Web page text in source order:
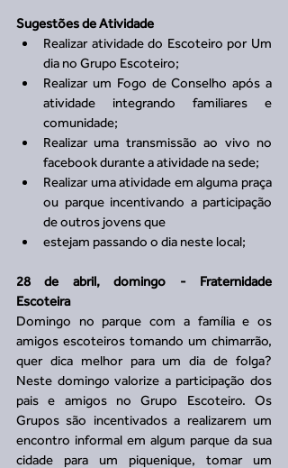
Sugestões de Atividade
Realizar atividade do Escoteiro por Um
dia no Grupo Escoteiro;
Realizar um Fogo de Conselho após a
atividade integrando familiares e
comunidade;
Realizar uma transmissão ao vivo no
facebook durante a atividade na sede;
Realizar uma atividade em alguma praça
ou parque incentivando a participação
de outros jovens que
estejam passando o dia neste local;
28 de abril, domingo - Fraternidade
Escoteira
Domingo no parque com a família e os
amigos escoteiros tomando um chimarrão,
quer dica melhor para um dia de folga?
Neste domingo valorize a participação dos
pais e amigos no Grupo Escoteiro. Os
Grupos são incentivados a realizarem um
encontro informal em algum parque da sua
cidade para um piquenique, tomar um